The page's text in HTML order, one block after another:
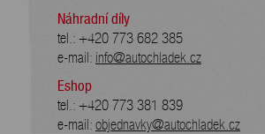
Náhradní díly
tel.: +420 773 682 385
e-mail: info@autochladek.cz
Eshop
tel.: +420 773 381 839
e-mail: objednavky@autochladek.cz